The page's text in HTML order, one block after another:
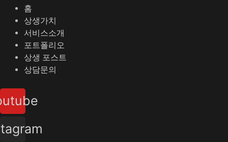
홈
상생가치
서비스소개
포트폴리오
상생 포스트
상담문의